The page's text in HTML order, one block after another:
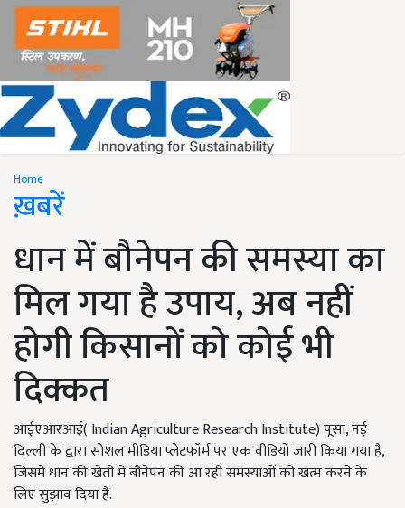
Home
ख़बरें
धान में बौनेपन की समस्या का
मिल गया है उपाय, अब नहीं
होगी किसानों को कोई भी
दिक्कत
आईएआरआई( Indian Agriculture Research Institute) पूसा, नई
दिल्ली के द्वारा सोशल मीडिया प्लेटफॉर्म पर एक वीडियो जारी किया गया है,
जिसमें धान की खेती में बौनेपन की आ रही समस्याओं को खत्म करने के
लिए सुझाव दिया है.